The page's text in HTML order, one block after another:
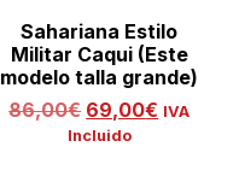
Sahariana Estilo
Militar Caqui (Este
modelo talla grande)
86,00€ 69,00€ IVA
Incluido